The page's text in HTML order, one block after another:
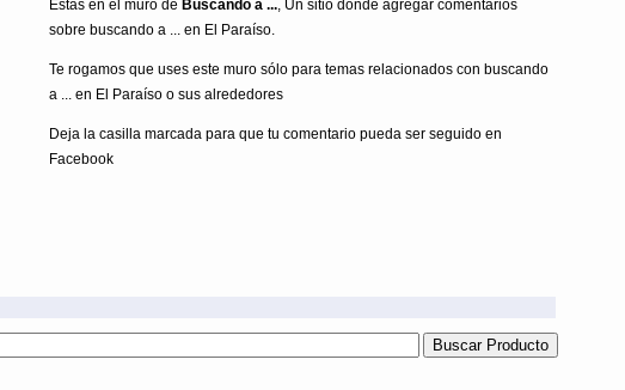
Estás en el muro de Buscando a ..., Un sitio donde agregar comentarios
sobre buscando a ... en El Paraíso.
Te rogamos que uses este muro sólo para temas relacionados con buscando
a ... en El Paraíso o sus alrededores
Deja la casilla marcada para que tu comentario pueda ser seguido en
Facebook